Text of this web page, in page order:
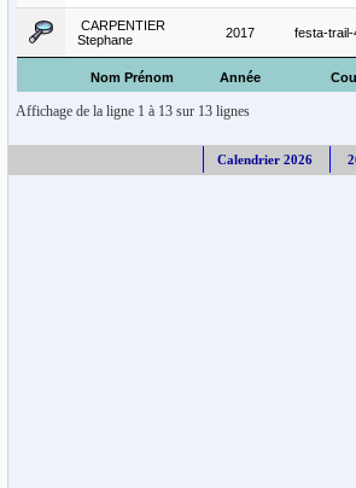
Nom Prénom Année
CARPENTIER
Stephane
2017 festa-
Affichage de la ligne 1 à 13 sur 13 lignes
Calendrier 2026